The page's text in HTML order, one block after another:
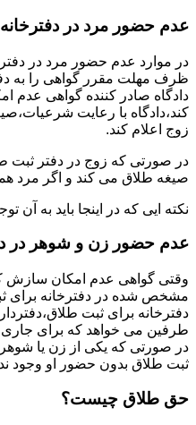
عدم حضور مرد در
در موارد عدم حضور مرد در
ظرف مهلت مقرر گواهی را به
دادگاه صادر کننده گواهی عدم
کند،دادگاه با رعایت
زوج اعلام کند.
در صورتی که زوج در دفتر ثبت
صیغه طلاق می کند و اگر مرد
نکته ایی که در اینجا باید به
عدم حضور زن و شوهر در
وقتی گواهی عدم امکان سازش
مشخص شده در دفترخانه برای
دفترخانه برای ثبت
طرفین می خواهد که برای جاری
در صورتی که یکی از زن یا شوهر
ثبت طلاق بدون حضور او وجود
حق طلاق چیست؟